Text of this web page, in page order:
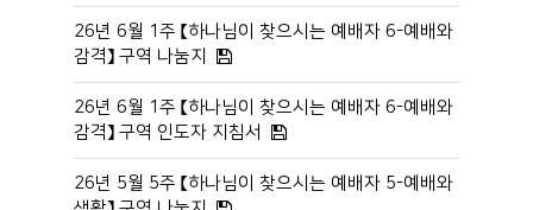
26년 6월 1주 【하나님이 찾으시는 예배자 6-예배와
감격】 구역 나눔지
26년 6월 1주 【하나님이 찾으시는 예배자 6-예배와
감격】 구역 인도자 지침서
26년 5월 5주 【하나님이 찾으시는 예배자 5-예배와